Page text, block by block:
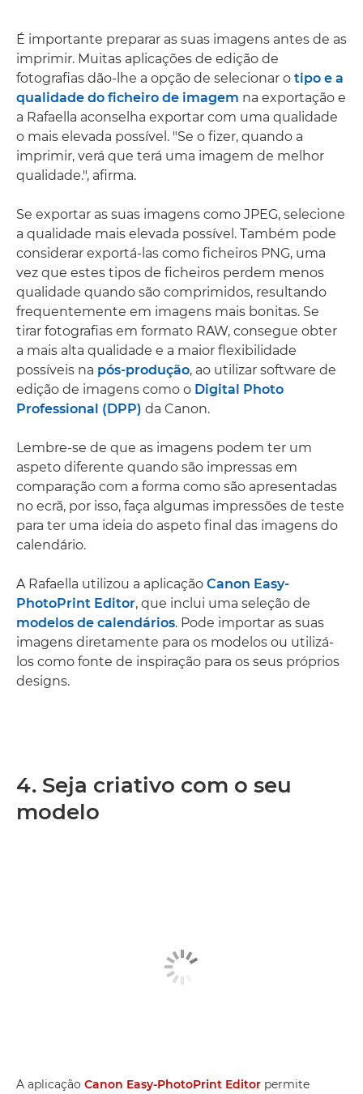
É importante preparar as suas imagens antes de as
imprimir. Muitas aplicações de edição de
fotografias dão-lhe a opção de selecionar o tipo e a
qualidade do ficheiro de imagem na exportação e
a Rafaella aconselha exportar com uma qualidade
o mais elevada possível. "Se o fizer, quando a
imprimir, verá que terá uma imagem de melhor
qualidade.", afirma.
Se exportar as suas imagens como JPEG, selecione
a qualidade mais elevada possível. Também pode
considerar exportá-las como ficheiros PNG, uma
vez que estes tipos de ficheiros perdem menos
qualidade quando são comprimidos, resultando
frequentemente em imagens mais bonitas. Se
tirar fotografias em formato RAW, consegue obter
a mais alta qualidade e a maior flexibilidade
possíveis na pós-produção, ao utilizar software de
edição de imagens como o Digital Photo
Professional (DPP) da Canon.
Lembre-se de que as imagens podem ter um
aspeto diferente quando são impressas em
comparação com a forma como são apresentadas
no ecrã, por isso, faça algumas impressões de teste
para ter uma ideia do aspeto final das imagens do
calendário.
A Rafaella utilizou a aplicação Canon Easy-
PhotoPrint Editor, que inclui uma seleção de
modelos de calendários. Pode importar as suas
imagens diretamente para os modelos ou utilizá-
los como fonte de inspiração para os seus próprios
designs.
4. Seja criativo com o seu
modelo
A aplicação Canon Easy-PhotoPrint Editor permite